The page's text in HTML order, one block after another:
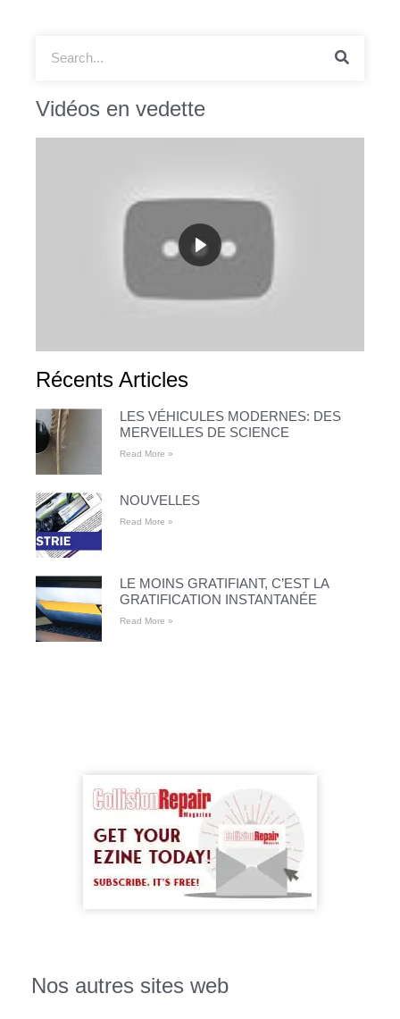
Vidéos en vedette
Récents Articles
LES VÉHICULES MODERNES: DES
MERVEILLES DE SCIENCE
Read More »
NOUVELLES
Read More »
LE MOINS GRATIFIANT, C’EST LA
GRATIFICATION INSTANTANÉE
Read More »
Nos autres sites web